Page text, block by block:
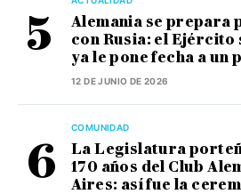
Alemania se prepara
con Rusia: el Ejército
ya le pone fecha a un
12 DE JUNIO DE 2026
COMUNIDAD
La Legislatura
170 años del Club
Aires: así fue la